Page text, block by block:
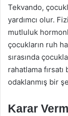
Tekvando,
yardımcı olur.
mutluluk
çocukların ruh
sırasında
rahatlama
odaklanmış bir
Karar